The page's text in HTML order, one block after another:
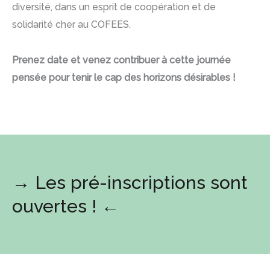
diversité, dans un esprit de coopération et de
solidarité cher au COFEES.
Prenez date et venez contribuer à cette journée
pensée pour tenir le cap des horizons désirables !
→ Les pré-inscriptions sont
ouvertes ! ←